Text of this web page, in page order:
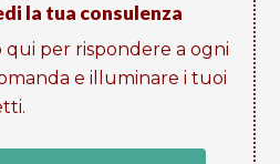
la tua consulenza
qui per rispondere a ogni
e illuminare i tuoi